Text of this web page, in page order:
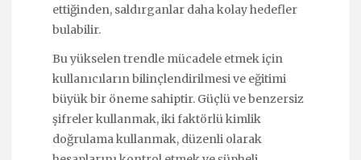
ettiğinden, saldırganlar daha kolay hedefler
bulabilir.
Bu yükselen trendle mücadele etmek için
kullanıcıların bilinçlendirilmesi ve eğitimi
büyük bir öneme sahiptir. Güçlü ve benzersiz
şifreler kullanmak, iki faktörlü kimlik
doğrulama kullanmak, düzenli olarak